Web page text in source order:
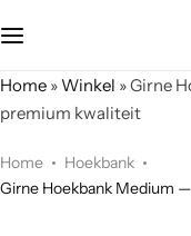
Home »Winkel »Girne
premium kwaliteit
Home
Hoekbank
Girne Hoekbank Medium